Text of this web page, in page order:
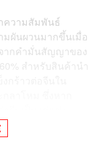
ความสัมพันธ์
มผันผวนมากขึ้นเมื่อ
ากคำมั่นสัญญาของ
สำหรับสินค้านำ
องจนถึงความ
‘ไวรัสจีน’ ระหว่าง